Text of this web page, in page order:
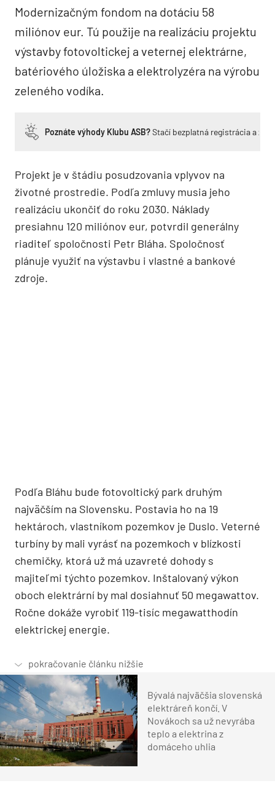
Modernizačným fondom na dotáciu 58
miliónov eur. Tú použije na realizáciu projektu
výstavby fotovoltickej a veternej elektrárne,
batériového úložiska a elektrolyzéra na výrobu
zeleného vodíka.
Poznáte výhody Klubu ASB?Stačí bezplatná registrácia a
Projekt je v štádiu posudzovania vplyvov na
životné prostredie. Podľa zmluvy musia jeho
realizáciu ukončiť do roku 2030. Náklady
presiahnu 120 miliónov eur, potvrdil generálny
riaditeľ spoločnosti Petr Bláha. Spoločnosť
plánuje využiť na výstavbu i vlastné a bankové
zdroje.
Podľa Bláhu bude fotovoltický park druhým
najväčším na Slovensku. Postavia ho na 19
hektároch, vlastníkom pozemkov je Duslo. Veterné
turbíny by mali vyrásť na pozemkoch v blízkosti
chemičky, ktorá už má uzavreté dohody s
majiteľmi týchto pozemkov. Inštalovaný výkon
oboch elektrární by mal dosiahnuť 50 megawattov.
Ročne dokáže vyrobiť 119-tisíc megawatthodín
elektrickej energie.
Bývalá najväčšia slovenská
elektráreň končí. V
Novákoch sa už nevyrába
teplo a elektrina z
domáceho uhlia